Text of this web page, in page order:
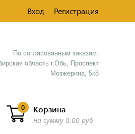
Вход Регистрация
По согласованным заказам:
область г.Обь, Проспект
Мозжерина, 5к8​
Корзина
0
на сумму 0.00 руб